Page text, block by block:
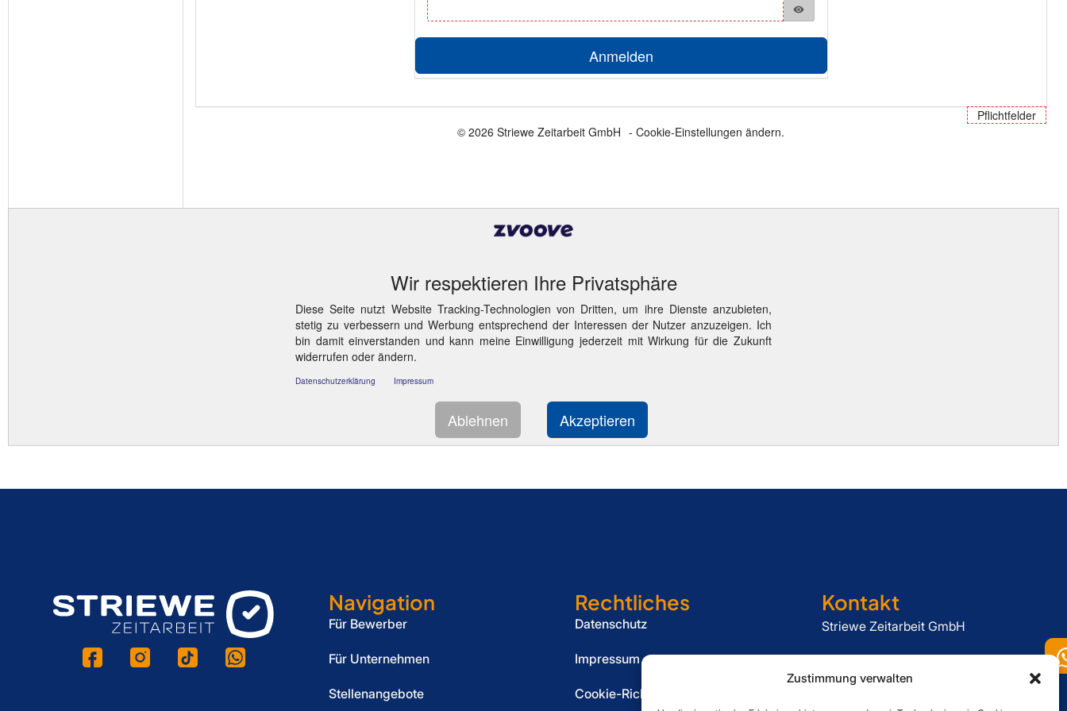
Zustimmung verwalten
Navigation
Für Bewerber
Für Unternehmen
Stellenangebote
Rechtliches
Datenschutz
Impressum
Cookie-Richtlinie (EU)
Kontakt
Striewe Zeitarbeit GmbH